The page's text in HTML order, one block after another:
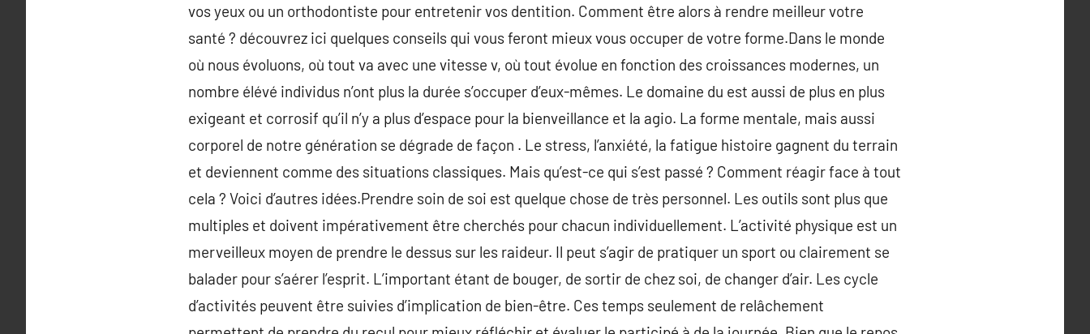
vos yeux ou un orthodontiste pour entretenir vos dentition. Comment être alors à rendre meilleur votre
santé ? découvrez ici quelques conseils qui vous feront mieux vous occuper de votre forme.Dans le monde
où nous évoluons, où tout va avec une vitesse v, où tout évolue en fonction des croissances modernes, un
nombre élévé individus n’ont plus la durée s’occuper d’eux-mêmes. Le domaine du est aussi de plus en plus
exigeant et corrosif qu’il n’y a plus d’espace pour la bienveillance et la agio. La forme mentale, mais aussi
corporel de notre génération se dégrade de façon . Le stress, l’anxiété, la fatigue histoire gagnent du terrain
et deviennent comme des situations classiques. Mais qu’est-ce qui s’est passé ? Comment réagir face à tout
cela ? Voici d’autres idées.Prendre soin de soi est quelque chose de très personnel. Les outils sont plus que
multiples et doivent impérativement être cherchés pour chacun individuellement. L’activité physique est un
merveilleux moyen de prendre le dessus sur les raideur. Il peut s’agir de pratiquer un sport ou clairement se
balader pour s’aérer l’esprit. L’important étant de bouger, de sortir de chez soi, de changer d’air. Les cycle
d’activités peuvent être suivies d’implication de bien-être. Ces temps seulement de relâchement